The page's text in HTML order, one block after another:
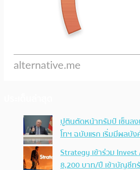
ปูตินตัดหน้าทรัมป์ เซ็นล
โทฯ ฉบับแรก เริ่มมีผลบั
Strategy เข้าร่วม
8,200 บาท/ปี เข้าบัญชี